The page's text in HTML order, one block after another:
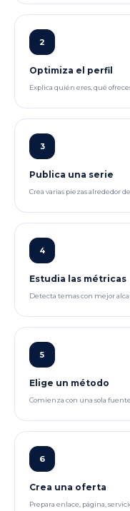
2
Optimiza el perfil
Explica quién eres, qué
3
Publica una serie
Crea varias piezas alrededor
4
Estudia las métricas
Detecta temas con mejor
5
Elige un método
Comienza con una sola
6
Crea una oferta
Prepara enlace, página,